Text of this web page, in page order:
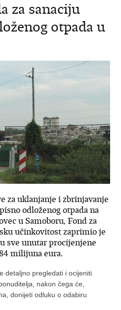
za sanaciju
otpada u
za uklanjanje i zbrinjavanje
odloženog otpada na
u Samoboru, Fond za
učinkovitost zaprimio je
sve unutar procijenjene
milijuna eura.
detaljno pregledati i ocijeniti
nakon čega će,
donijeti odluku o odabiru